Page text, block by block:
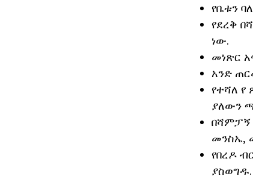
የቤቱን
የደረቅ
ነው.
መነጽር
አንድ
የተሻለ
ያለውን
በሻምፓኝ
መንስኤ,
የበረዶ
ያስወግዱ.